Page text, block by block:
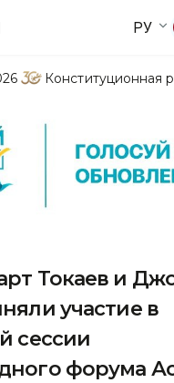
РУ
Конституционная
Токаев и
участие в
сессии
форума